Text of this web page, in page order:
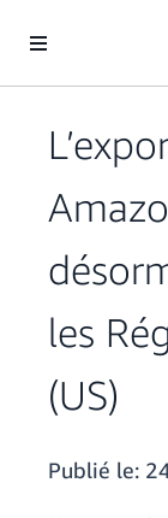
les
(US)
Publié le: